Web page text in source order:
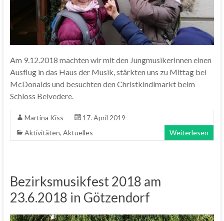
Am 9.12.2018 machten wir mit den JungmusikerInnen einen
Ausflug in das Haus der Musik, stärkten uns zu Mittag bei
McDonalds und besuchten den Christkindlmarkt beim
Schloss Belvedere.
Martina Kiss
17. April 2019
Aktivitäten, Aktuelles Weiterlesen
Bezirksmusikfest 2018 am
23.6.2018 in Götzendorf